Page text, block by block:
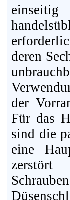
deren
der
Für das
sind die
eine